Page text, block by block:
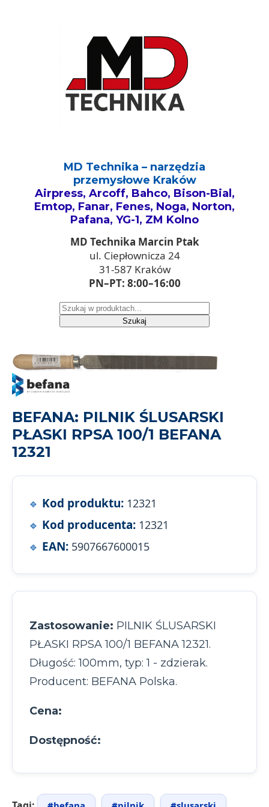
MD Technika – narzędzia
przemysłowe Kraków
Airpress, Arcoff, Bahco, Bison-Bial,
Emtop, Fanar, Fenes, Noga, Norton,
Pafana, YG-1, ZM Kolno
MD Technika Marcin Ptak
ul. Ciepłownicza 24
31-587 Kraków
PN–PT: 8:00–16:00
Szukaj
BEFANA: PILNIK ŚLUSARSKI
PŁASKI RPSA 100/1 BEFANA
12321
Kod produktu: 12321
Kod producenta: 12321
EAN: 5907667600015
Zastosowanie: PILNIK ŚLUSARSKI
PŁASKI RPSA 100/1 BEFANA 12321.
Długość: 100mm, typ: 1 - zdzierak.
Producent: BEFANA Polska.
Cena:
Dostępność: